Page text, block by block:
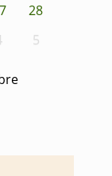
28
5